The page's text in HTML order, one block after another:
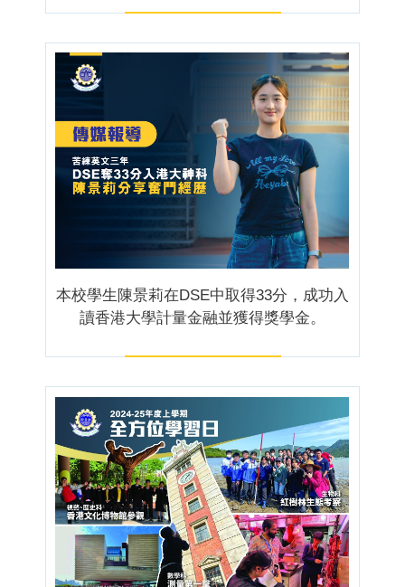
本校學生陳景莉在DSE中取得33分，成功入
讀香港大學計量金融並獲得獎學金。